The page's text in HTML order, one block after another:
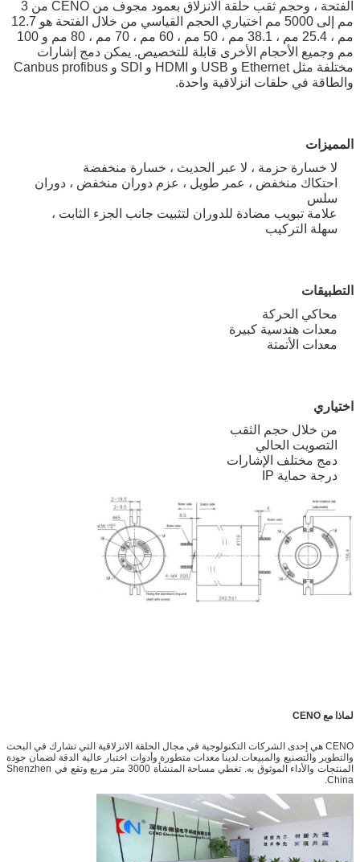
الفتحة ، وحجم ثقب حلقة الانزلاق بعمود مجوف من CENO من 3
مم إلى 5000 مم اختياري الحجم القياسي من خلال الفتحة هو 12.7
مم ، 25.4 مم ، 38.1 مم ، 50 مم ، 60 مم ، 70 مم ، 80 مم و 100
مم وجميع الأحجام الأخرى قابلة للتخصيص. يمكن دمج إشارات
مختلفة مثل Ethernet و USB و HDMI و SDI و Canbus profibus
والطاقة في حلقات انزلاقية واحدة.
المميزات
لا خسارة حزمة ، لا عبر الحديث ، خسارة منخفضة
احتكاك منخفض ، عمر طويل ، عزم دوران منخفض ، دوران
سلس
علامة تبويب مضادة للدوران لتثبيت جانب الجزء الثابت ،
سهلة التركيب
التطبيقات
محاكي الحركة
معدات هندسية كبيرة
معدات الأتمتة
اختياري
من خلال حجم الثقب
التصويت الحالي
دمج مختلف الإشارات
درجة حماية IP
لماذا مع CENO
CENO هي إحدى الشركات التكنولوجية في مجال الحلقة الانزلاقية التي تشارك في البحث
والتطوير والتصنيع والمبيعات.لدينا معدات متطورة وأدوات اختبار عالية الدقة لضمان جودة
المنتجات والأداء الموثوق به. تغطي مساحة المنشأة 3000 متر مربع وتقع في Shenzhen
China.